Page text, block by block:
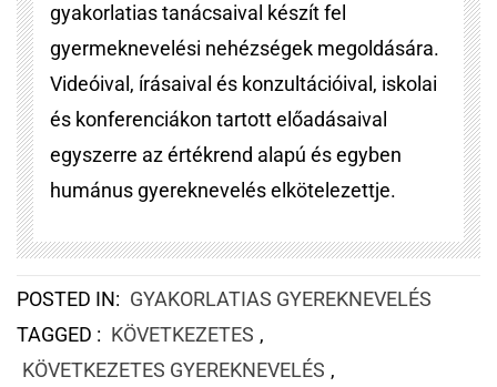
gyakorlatias tanácsaival készít fel
gyermeknevelési nehézségek megoldására.
Videóival, írásaival és konzultációival, iskolai
és konferenciákon tartott előadásaival
egyszerre az értékrend alapú és egyben
humánus gyereknevelés elkötelezettje.
POSTED IN: GYAKORLATIAS GYEREKNEVELÉS
TAGGED : KÖVETKEZETES ,
KÖVETKEZETES GYEREKNEVELÉS ,